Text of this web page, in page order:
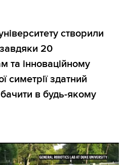
створили
20
та інноваційному
симетрії здатний
в будь-якому